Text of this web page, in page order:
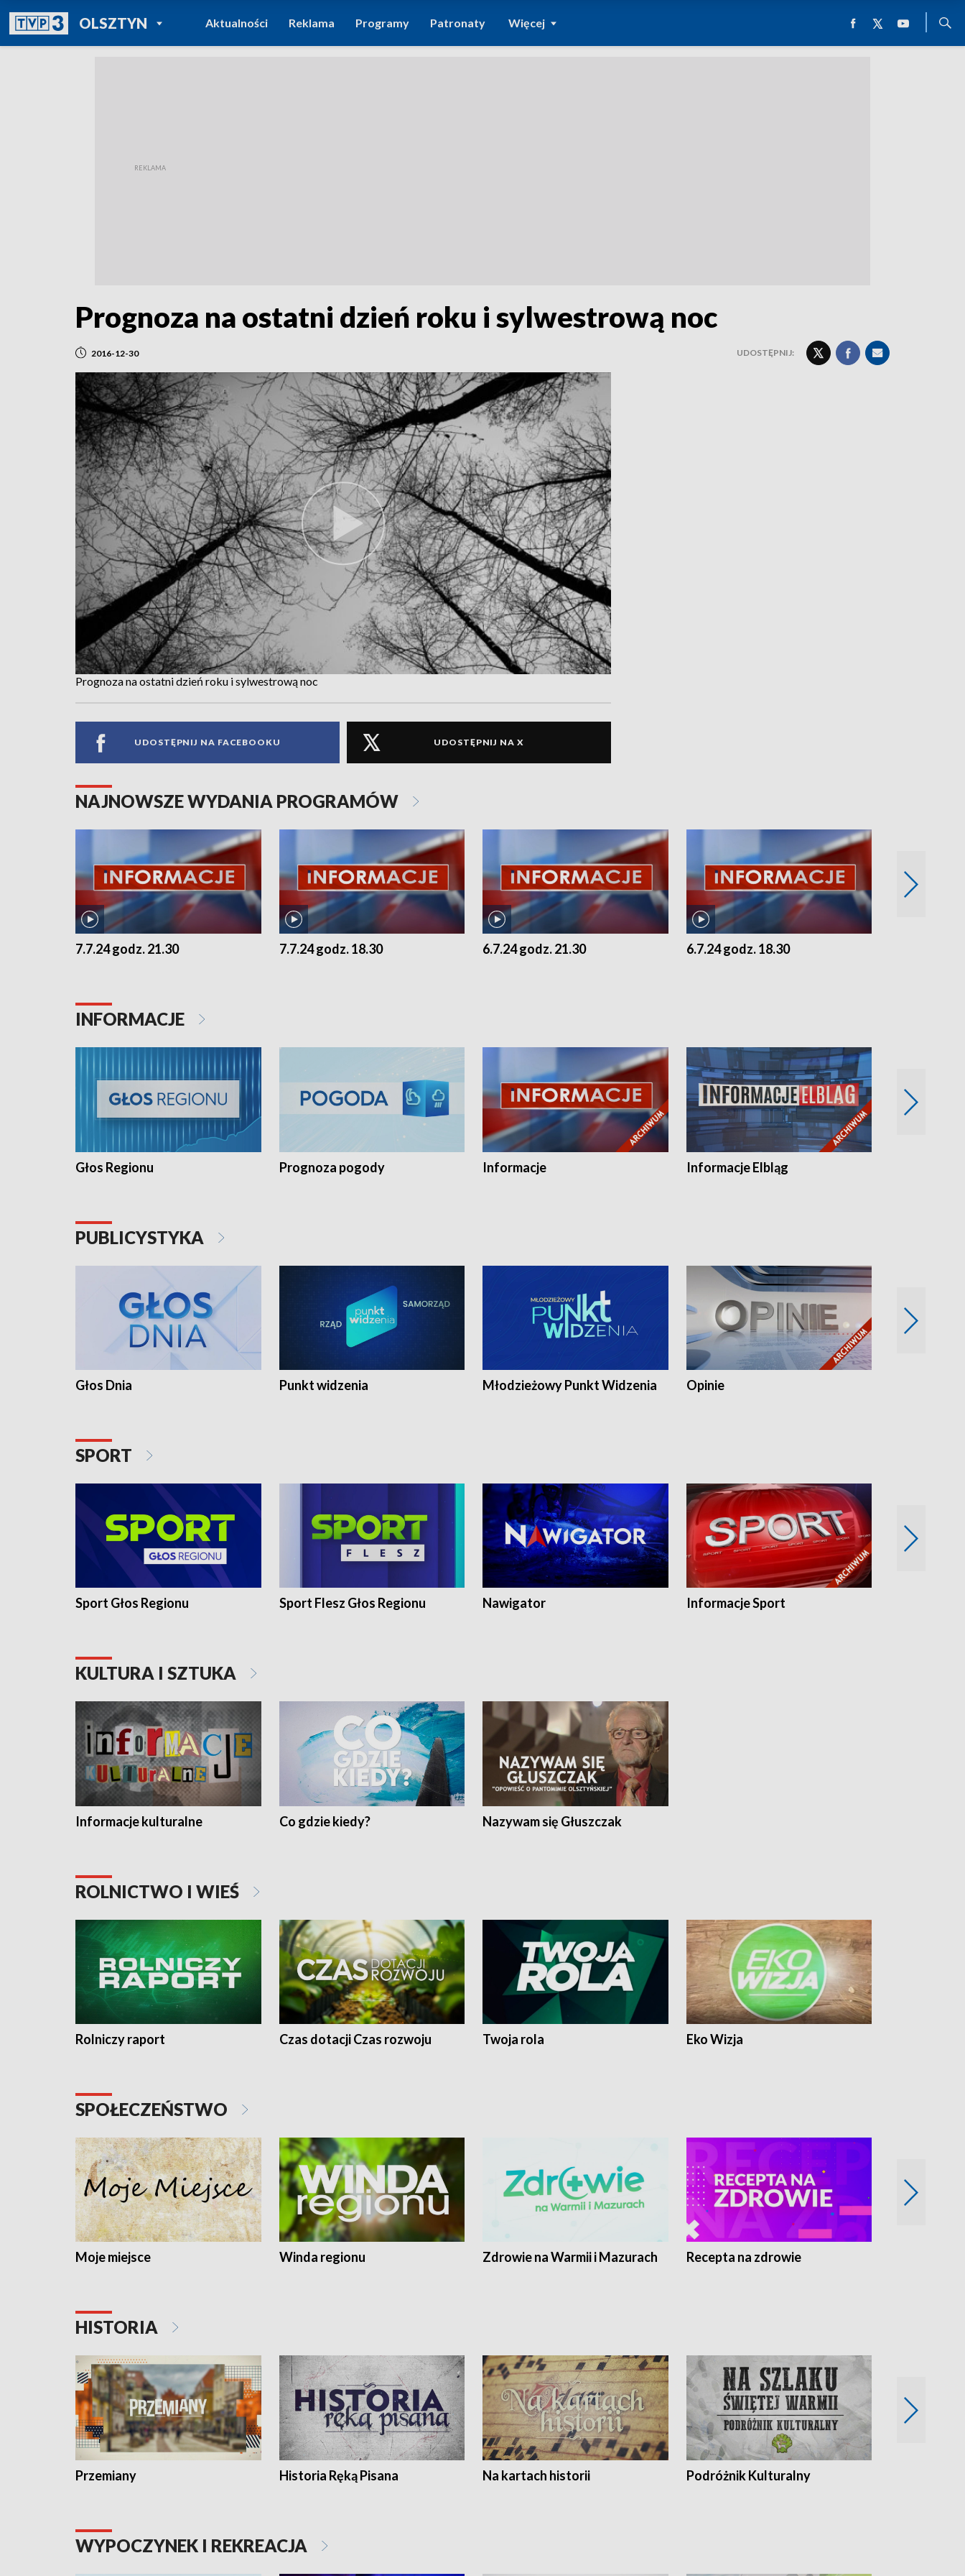
OLSZTYNPOWRÓT DO
TVP REGIONY
Aktualności Reklama Programy Patronaty Więcej
Prognoza na ostatni dzień roku i sylwestrową noc
2016-12-30 UDOSTĘPNIJ:
Prognoza na ostatni dzień roku i sylwestrową noc
UDOSTĘPNIJ NA FACEBOOKU UDOSTĘPNIJ NA X
NAJNOWSZE WYDANIA PROGRAMÓW
7.7.24 godz. 21.30 7.7.24 godz. 18.30 6.7.24 godz. 21.30 6.7.24 godz. 18.30
INFORMACJE
Głos Regionu Prognoza pogody Informacje Informacje Elbląg
PUBLICYSTYKA
Głos Dnia Punkt widzenia Młodzieżowy Punkt Widzenia Opinie
SPORT
Sport Głos Regionu Sport Flesz Głos Regionu Nawigator Informacje Sport
KULTURA I SZTUKA
Informacje kulturalne Co gdzie kiedy? Nazywam się Głuszczak
ROLNICTWO I WIEŚ
Rolniczy raport Czas dotacji Czas rozwoju Twoja rola Eko Wizja
SPOŁECZEŃSTWO
Moje miejsce Winda regionu Zdrowie na Warmii i Mazurach Recepta na zdrowie
HISTORIA
Przemiany Historia Ręką Pisana Na kartach historii Podróżnik Kulturalny
WYPOCZYNEK I REKREACJA